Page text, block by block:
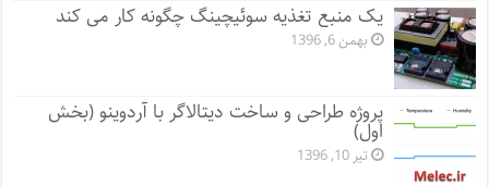
یک منبع تغذیه سوئیچینگ چگونه کار می کند
بهمن 6, 1396
پروژه طراحی و ساخت دیتالاگر با آردوینو (بخش
اول)
تیر 10, 1396